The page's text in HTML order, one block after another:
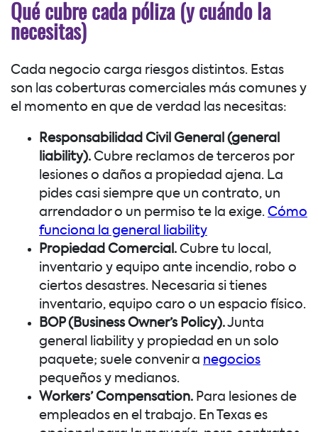
Qué cubre cada póliza (y cuándo la
necesitas)
Cada negocio carga riesgos distintos. Estas
son las coberturas comerciales más comunes y
el momento en que de verdad las necesitas:
Responsabilidad Civil General (general
liability). Cubre reclamos de terceros por
lesiones o daños a propiedad ajena. La
pides casi siempre que un contrato, un
arrendador o un permiso te la exige. Cómo
funciona la general liability
Propiedad Comercial. Cubre tu local,
inventario y equipo ante incendio, robo o
ciertos desastres. Necesaria si tienes
inventario, equipo caro o un espacio físico.
BOP (Business Owner’s Policy).Junta
general liability y propiedad en un solo
paquete; suele convenir a negocios
pequeños y medianos.
Workers’ Compensation. Para lesiones de
empleados en el trabajo. En Texas es